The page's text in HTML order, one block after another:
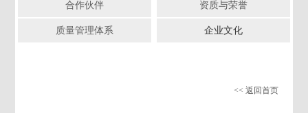
合作伙伴 资质与荣誉
质量管理体系 企业文化
<< 返回首页